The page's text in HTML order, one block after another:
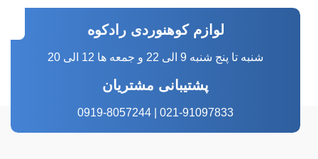
لوازم کوهنوردی رادکوه
شنبه تا پنج شنبه 9 الی 22 و جمعه ها 12 الی 20
پشتیبانی مشتریان
021-91097833 | 0919-8057244